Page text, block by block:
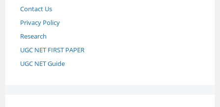
Contact Us
Privacy Policy
Research
UGC NET FIRST PAPER
UGC NET Guide